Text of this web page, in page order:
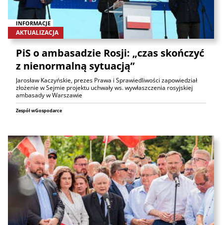
INFORMACJE
AKTUALIZACJA
PiS o ambasadzie Rosji: „czas skończyć
z nienormalną sytuacją”
Jarosław Kaczyńskie, prezes Prawa i Sprawiedliwości zapowiedział
złożenie w Sejmie projektu uchwały ws. wywłaszczenia rosyjskiej
ambasady w Warszawie
Zespół wGospodarce